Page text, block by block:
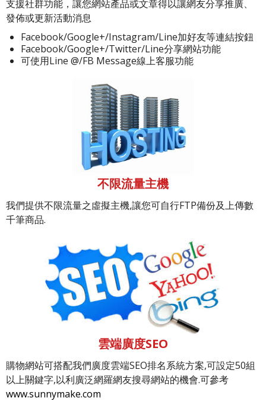
支援社群功能，讓您網站產品或文章得以讓網友分享推廣、
發佈或更新活動消息
Facebook/Google+/Instagram/Line加好友等連結按鈕
Facebook/Google+/Twitter/Line分享網站功能
可使用Line @/FB Message線上客服功能
不限流量主機
我們提供不限流量之虛擬主機,讓您可自行FTP備份及上傳數
千筆商品.
雲端廣度SEO
購物網站可搭配我們廣度雲端SEO排名系統方案,可設定50組
以上關鍵字,以利廣泛網羅網友搜尋網站的機會.可參考
www.sunnymake.com